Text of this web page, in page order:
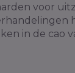
voor
in de cao